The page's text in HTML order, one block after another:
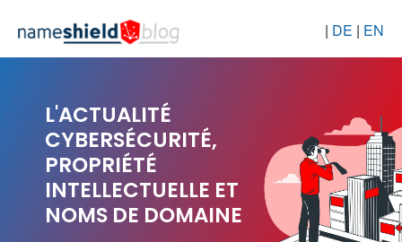
| DE | EN
L'ACTUALITÉ
CYBERSÉCURITÉ,
PROPRIÉTÉ
INTELLECTUELLE ET
NOMS DE DOMAINE